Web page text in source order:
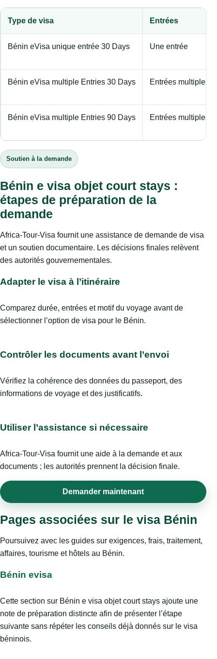
Type de visa Entrées
Bénin eVisa unique entrée 30 Days Une entrée
Bénin eVisa multiple Entries 30 Days Entrées multiples
Bénin eVisa multiple Entries 90 Days Entrées multiples
Soutien à la demande
Bénin e visa objet court stays :
étapes de préparation de la
demande
Africa-Tour-Visa fournit une assistance de demande de visa
et un soutien documentaire. Les décisions finales relèvent
des autorités gouvernementales.
Adapter le visa à l’itinéraire
Comparez durée, entrées et motif du voyage avant de
sélectionner l’option de visa pour le Bénin.
Contrôler les documents avant l’envoi
Vérifiez la cohérence des données du passeport, des
informations de voyage et des justificatifs.
Utiliser l’assistance si nécessaire
Africa-Tour-Visa fournit une aide à la demande et aux
documents ; les autorités prennent la décision finale.
Demander maintenant
Pages associées sur le visa Bénin
Poursuivez avec les guides sur exigences, frais, traitement,
affaires, tourisme et hôtels au Bénin.
Bénin evisa
Cette section sur Bénin e visa objet court stays ajoute une
note de préparation distincte afin de présenter l’étape
suivante sans répéter les conseils déjà donnés sur le visa
béninois.